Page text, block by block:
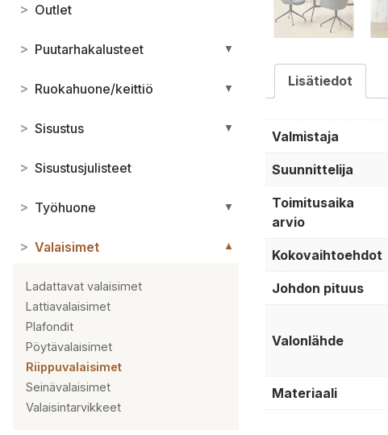
> Outlet
> Puutarhakalusteet ▼
> Ruokahuone/keittiö ▼
> Sisustus ▼
> Sisustusjulisteet
> Työhuone ▼
> Valaisimet ▼
Ladattavat valaisimet
Lattiavalaisimet
Plafondit
Pöytävalaisimet
Riippuvalaisimet
Seinävalaisimet
Valaisintarvikkeet
Lisätiedot
Valmistaja
Suunnittelija
Toimitusaika
arvio
Kokovaihtoehdot
Johdon pituus
Valonlähde
Materiaali